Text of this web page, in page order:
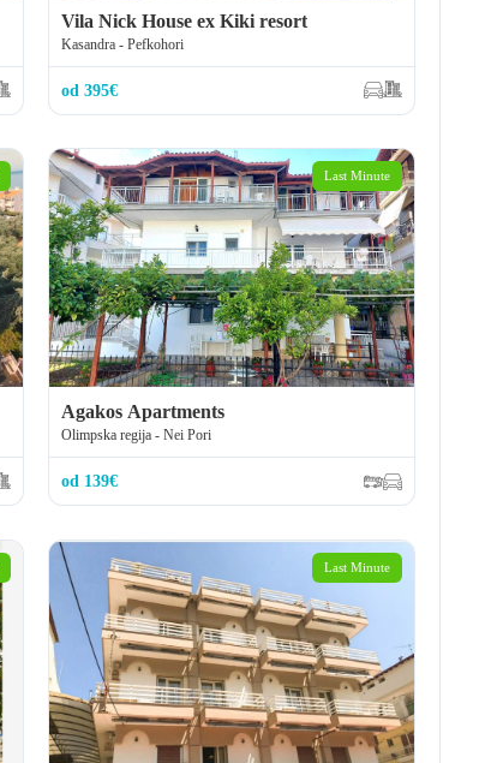
Vila Nick House ex Kiki resort
Kasandra - Pefkohori
od 395€
Last Minute
Agakos Apartments
Olimpska regija - Nei Pori
od 139€
Last Minute